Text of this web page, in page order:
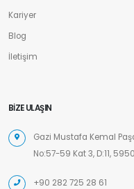
Kariyer
Blog
İletişim
BIZE ULAŞIN
Gazi Mustafa Kemal
No:57-59 Kat 3, D:11,
+90 282 725 28 61